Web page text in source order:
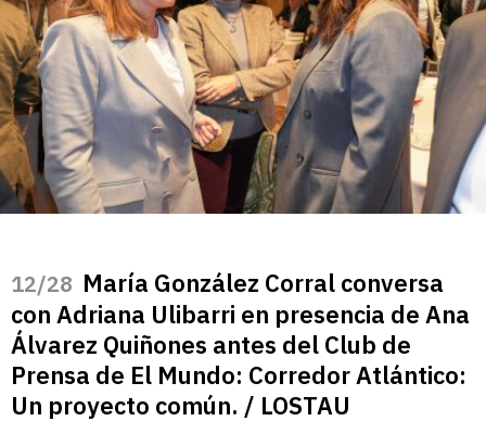
/28 María González Corral conversa
con Adriana Ulibarri en presencia de Ana
Álvarez Quiñones antes del Club de
Prensa de El Mundo: Corredor Atlántico:
Un proyecto común. / LOSTAU